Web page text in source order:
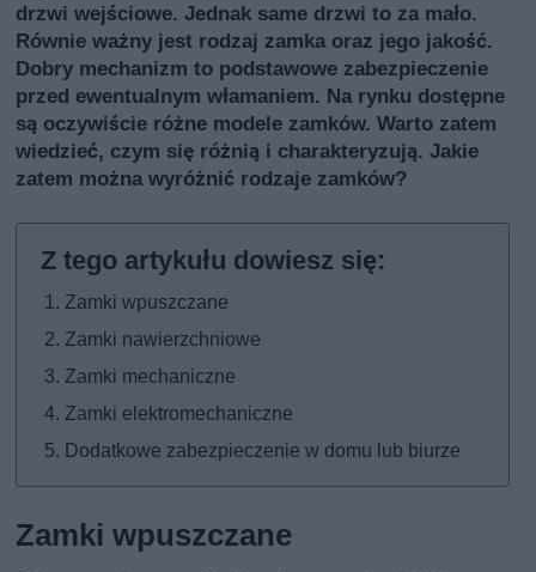
drzwi wejściowe. Jednak same drzwi to za mało.
Równie ważny jest rodzaj zamka oraz jego jakość.
Dobry mechanizm to podstawowe zabezpieczenie
przed ewentualnym włamaniem. Na rynku dostępne
są oczywiście różne modele zamków. Warto zatem
wiedzieć, czym się różnią i charakteryzują. Jakie
zatem można wyróżnić rodzaje zamków?
Zamki wpuszczane
Zamki nawierzchniowe
Zamki mechaniczne
Zamki elektromechaniczne
Dodatkowe zabezpieczenie w domu lub biurze
Zamki wpuszczane